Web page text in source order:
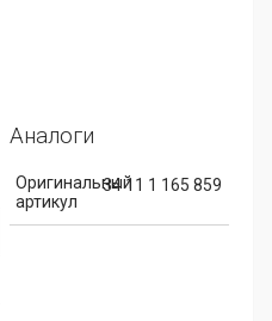
Аналоги
Оригинальный
артикул
34 11 1 165 859